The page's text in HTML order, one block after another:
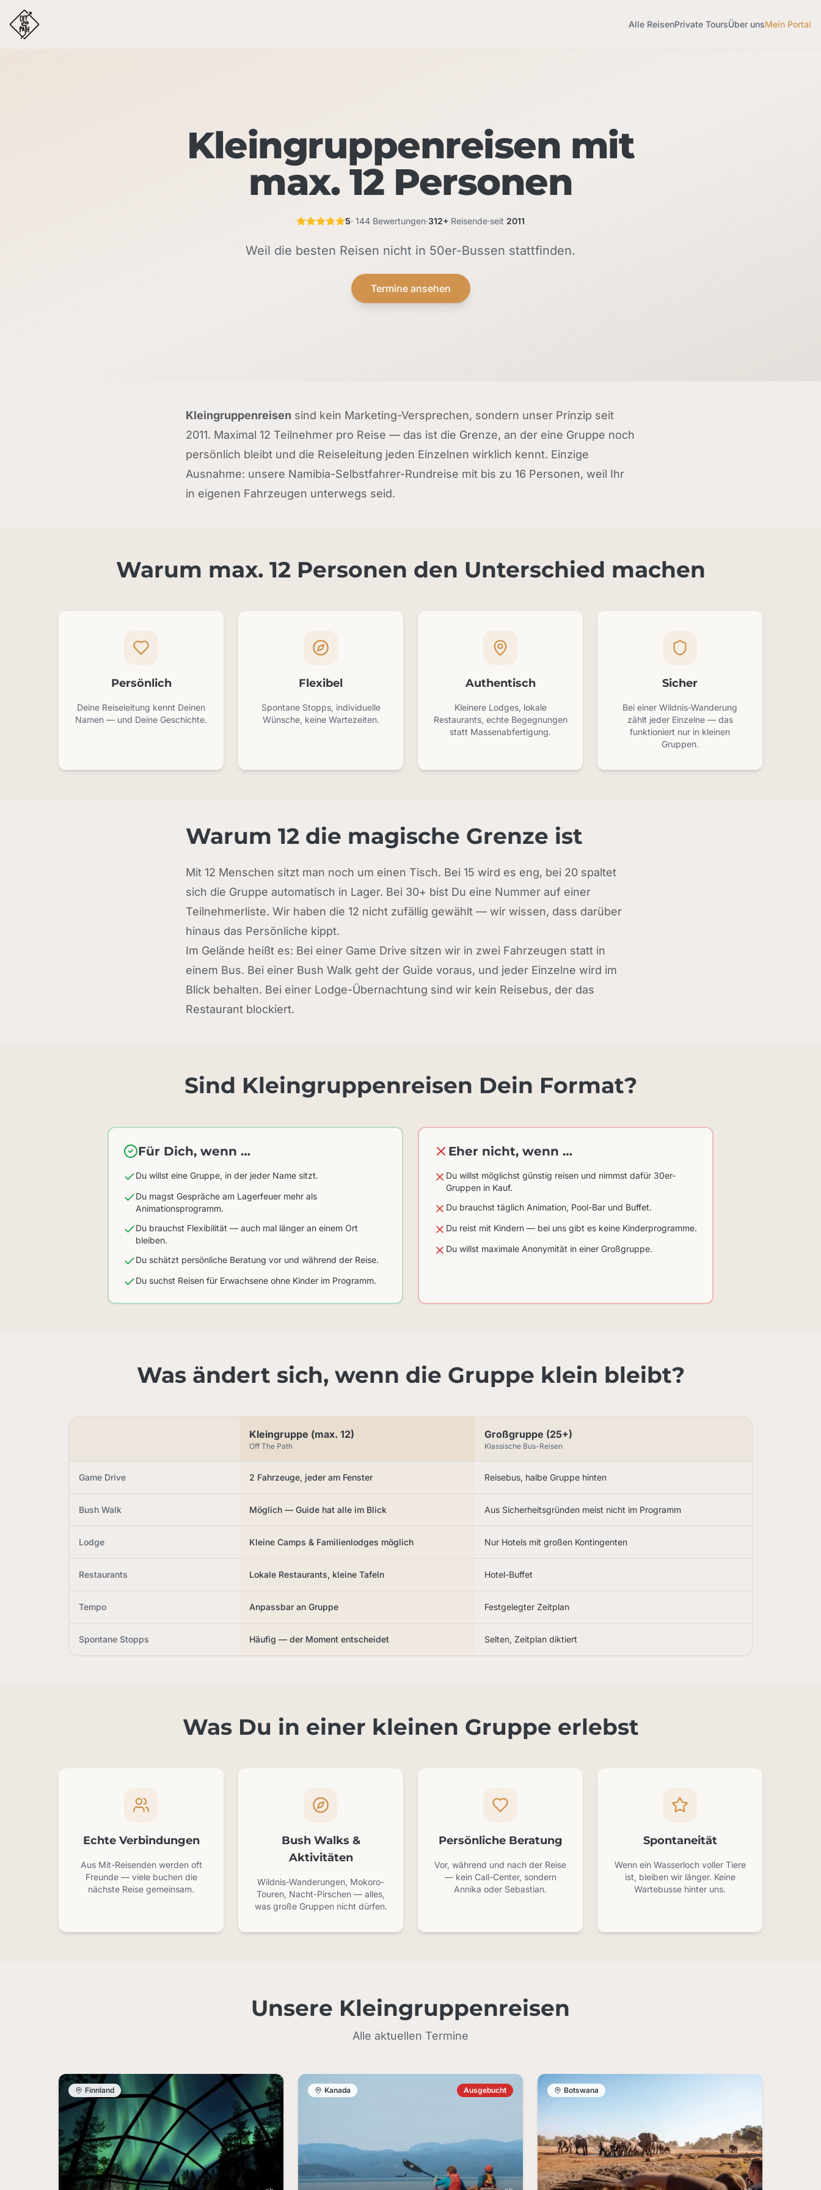
Alle ReisenPrivate ToursÜber unsMein Portal
Kleingruppenreisen mit
max. 12 Personen
5· 144 Bewertungen·312+ Reisende·seit 2011
Weil die besten Reisen nicht in 50er-Bussen stattfinden.
Termine ansehen
Kleingruppenreisen sind kein Marketing-Versprechen, sondern unser Prinzip seit
2011. Maximal 12 Teilnehmer pro Reise — das ist die Grenze, an der eine Gruppe noch
persönlich bleibt und die Reiseleitung jeden Einzelnen wirklich kennt. Einzige
Ausnahme: unsere Namibia-Selbstfahrer-Rundreise mit bis zu 16 Personen, weil Ihr
in eigenen Fahrzeugen unterwegs seid.
Warum max. 12 Personen den Unterschied machen
Persönlich
Deine Reiseleitung kennt Deinen
Namen — und Deine Geschichte.
Flexibel
Spontane Stopps, individuelle
Wünsche, keine Wartezeiten.
Authentisch
Kleinere Lodges, lokale
Restaurants, echte Begegnungen
statt Massenabfertigung.
Sicher
Bei einer Wildnis-Wanderung
zählt jeder Einzelne — das
funktioniert nur in kleinen
Gruppen.
Warum 12 die magische Grenze ist
Mit 12 Menschen sitzt man noch um einen Tisch. Bei 15 wird es eng, bei 20 spaltet
sich die Gruppe automatisch in Lager. Bei 30+ bist Du eine Nummer auf einer
Teilnehmerliste. Wir haben die 12 nicht zufällig gewählt — wir wissen, dass darüber
hinaus das Persönliche kippt.
Im Gelände heißt es: Bei einer Game Drive sitzen wir in zwei Fahrzeugen statt in
einem Bus. Bei einer Bush Walk geht der Guide voraus, und jeder Einzelne wird im
Blick behalten. Bei einer Lodge-Übernachtung sind wir kein Reisebus, der das
Restaurant blockiert.
Sind Kleingruppenreisen Dein Format?
Für Dich, wenn …
Du willst eine Gruppe, in der jeder Name sitzt.
Du magst Gespräche am Lagerfeuer mehr als
Animationsprogramm.
Du brauchst Flexibilität — auch mal länger an einem Ort
bleiben.
Du schätzt persönliche Beratung vor und während der Reise.
Du suchst Reisen für Erwachsene ohne Kinder im Programm.
Eher nicht, wenn …
Du willst möglichst günstig reisen und nimmst dafür 30er-
Gruppen in Kauf.
Du brauchst täglich Animation, Pool-Bar und Buffet.
Du reist mit Kindern — bei uns gibt es keine Kinderprogramme.
Du willst maximale Anonymität in einer Großgruppe.
Was ändert sich, wenn die Gruppe klein bleibt?
Kleingruppe (max. 12)
Off The Path
Großgruppe (25+)
Klassische Bus-Reisen
Game Drive 2 Fahrzeuge, jeder am Fenster Reisebus, halbe Gruppe hinten
Bush Walk Möglich — Guide hat alle im Blick Aus Sicherheitsgründen meist nicht im Programm
Lodge Kleine Camps & Familienlodges möglich Nur Hotels mit großen Kontingenten
Restaurants Lokale Restaurants, kleine Tafeln Hotel-Buffet
Tempo Anpassbar an Gruppe Festgelegter Zeitplan
Spontane Stopps Häufig — der Moment entscheidet Selten, Zeitplan diktiert
Was Du in einer kleinen Gruppe erlebst
Echte Verbindungen
Aus Mit-Reisenden werden oft
Freunde — viele buchen die
nächste Reise gemeinsam.
Bush Walks &
Aktivitäten
Wildnis-Wanderungen, Mokoro-
Touren, Nacht-Pirschen — alles,
was große Gruppen nicht dürfen.
Persönliche Beratung
Vor, während und nach der Reise
— kein Call-Center, sondern
Annika oder Sebastian.
Spontaneität
Wenn ein Wasserloch voller Tiere
ist, bleiben wir länger. Keine
Wartebusse hinter uns.
Unsere Kleingruppenreisen
Alle aktuellen Termine
Finnland Kanada Ausgebucht Botswana